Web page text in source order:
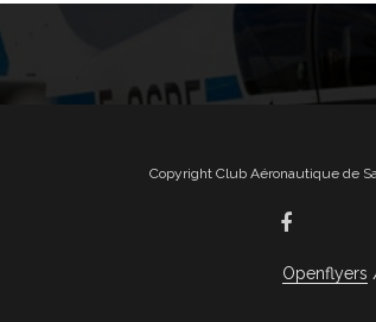
Copyright Club Aéronautique de
Openflyers